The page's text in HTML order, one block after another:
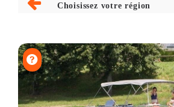
Choisissez votre région